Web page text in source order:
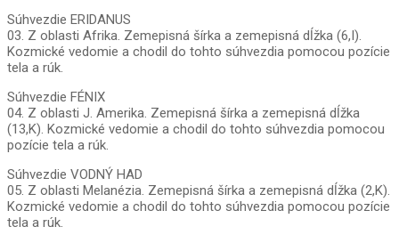
Súhvezdie ERIDANUS
03. Z oblasti Afrika. Zemepisná šírka a zemepisná dĺžka (6,I).
Kozmické vedomie a chodil do tohto súhvezdia pomocou pozície
tela a rúk.
Súhvezdie FÉNIX
04. Z oblasti J. Amerika. Zemepisná šírka a zemepisná dĺžka
(13,K). Kozmické vedomie a chodil do tohto súhvezdia pomocou
pozície tela a rúk.
Súhvezdie VODNÝ HAD
05. Z oblasti Melanézia. Zemepisná šírka a zemepisná dĺžka (2,K).
Kozmické vedomie a chodil do tohto súhvezdia pomocou pozície
tela a rúk.